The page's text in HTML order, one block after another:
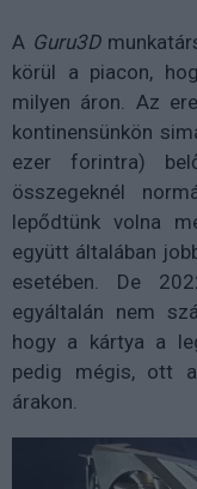
A Guru3D
körül a piacon,
milyen áron. Az
kontinensünkön
ezer forintra)
összegeknél
lepődtünk volna
együtt általában
esetében. De
egyáltalán nem
hogy a kártya a
pedig mégis, ott
árakon.